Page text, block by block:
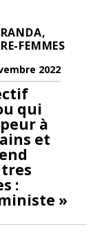
FEMMES
2022
qui
à
et
:
»